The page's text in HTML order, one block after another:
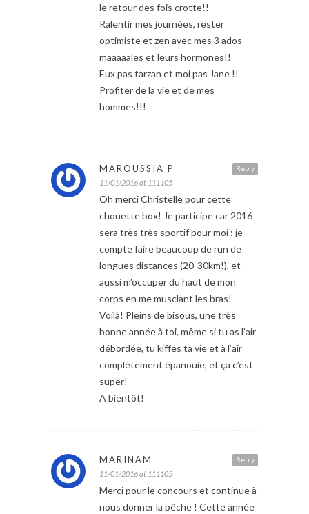
le retour des fois crotte!!
Ralentir mes journées, rester
optimiste et zen avec mes 3 ados
maaaaales et leurs hormones!!
Eux pas tarzan et moi pas Jane !!
Profiter de la vie et de mes
hommes!!!
Reply
MAROUSSIA P
11/01/2016 at 111105
Oh merci Christelle pour cette
chouette box! Je participe car 2016
sera très très sportif pour moi : je
compte faire beaucoup de run de
longues distances (20-30km!), et
aussi m’occuper du haut de mon
corps en me musclant les bras!
Voilà! Pleins de bisous, une très
bonne année à toi, même si tu as l’air
débordée, tu kiffes ta vie et à l’air
complétement épanouie, et ça c’est
super!
A bientôt!
Reply
MARINAM
11/01/2016 at 111105
Merci pour le concours et continue à
nous donner la pêche ! Cette année